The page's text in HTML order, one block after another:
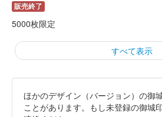
販売終了
5000枚限定
すべて表示
小田原城 御城印 令和7年
ほかのデザイン（バージョン）の御
ことがあります。もし未登録の御城